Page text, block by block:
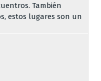
También
estos lugares son un